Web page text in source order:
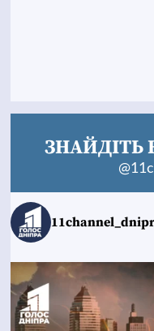
ЗНАЙДІТЬ